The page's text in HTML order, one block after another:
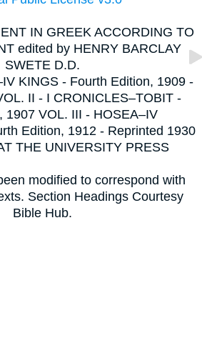
IN GREEK ACCORDING TO
edited by HENRY BARCLAY
SWETE D.D.
KINGS - Fourth Edition, 1909 -
II - I CRONICLES–TOBIT -
1907 VOL. III - HOSEA–IV
Edition, 1912 - Reprinted 1930
THE UNIVERSITY PRESS
modified to correspond with
Section Headings Courtesy
Bible Hub.